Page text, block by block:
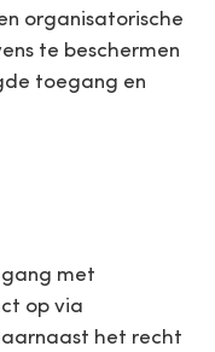
organisatorische
te beschermen
toegang en
met
op via
het recht